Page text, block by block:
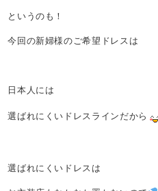
というのも！
今回の新婦様のご希望ドレスは
日本人には
選ばれにくいドレスラインだから
選ばれにくいドレスは